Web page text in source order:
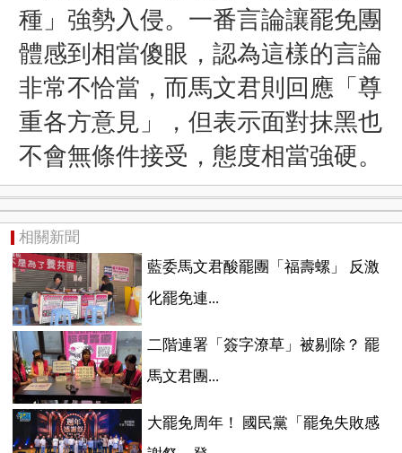
種 」 強勢入侵。一番言論讓罷免團
體感到相當傻眼，認為這樣的言論
非常不恰當，而馬文君則回應「尊
重各方意見」，但表示面對抹黑也
不會無條件接受，態度相當強硬。
相關新聞
藍委馬文君酸罷團「福壽螺」 反激
化罷免連...
二階連署「簽字潦草」被剔除？ 罷
馬文君團...
大罷免周年！ 國民黨「罷免失敗感